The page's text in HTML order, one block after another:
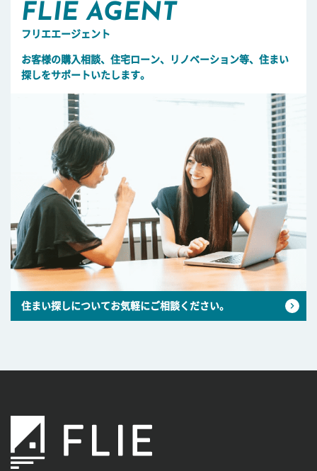
FLIE AGENT
フリエエージェント
お客様の購入相談、住宅ローン、リノベーション等、住まい
探しをサポートいたします。
住まい探しについてお気軽にご相談ください。